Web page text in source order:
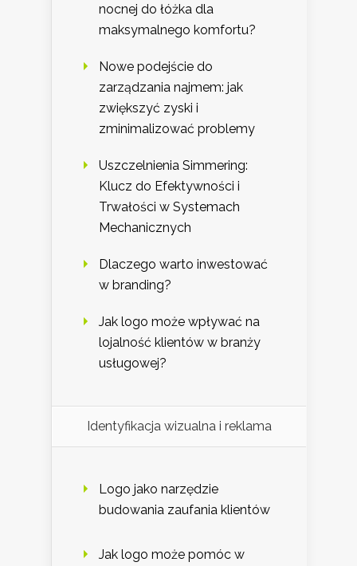
nocnej do łóżka dla
maksymalnego komfortu?
Nowe podejście do
zarządzania najmem: jak
zwiększyć zyski i
zminimalizować problemy
Uszczelnienia Simmering:
Klucz do Efektywności i
Trwałości w Systemach
Mechanicznych
Dlaczego warto inwestować
w branding?
Jak logo może wpływać na
lojalność klientów w branży
usługowej?
Identyfikacja wizualna i reklama
Logo jako narzędzie
budowania zaufania klientów
Jak logo może pomóc w